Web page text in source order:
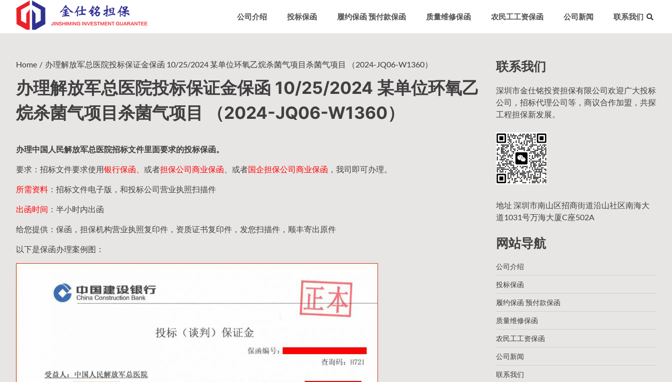
content
公司介绍 投标保函 履约保函 预付款保函 质量维修保函 农民工工资保函 公司新闻 联系我们
Home 办理解放军总医院投标保证金保函 10/25/2024 某单位环氧乙烷杀菌气项目杀菌气项目 （2024-JQ06-W1360）
办理解放军总医院投标保证金保函 10/25/2024 某单位环氧乙
烷杀菌气项目杀菌气项目 （2024-JQ06-W1360）
办理中国人民解放军总医院招标文件里面要求的投标保函。
要求：招标文件要求使用银行保函、 或者担保公司商业保函 、或者国企担保公司商业保函 ，我司即可办理。
所需资料 ：招标文件电子版，和投标公司营业执照扫描件
出函时间 ：半小时内出函
给您提供：保函，担保机构营业执照复印件，资质证书复印件，发您扫描件，顺丰寄出原件
以下是保函办理案例图：
联系我们
深圳市金仕铭投资担保有限公司欢迎广大投标
公司，招标代理公司等，商议合作加盟，共探
工程担保新发展。
地址 深圳市南山区招商街道沿山社区南海大
道1031号万海大厦C座502A
网站导航
公司介绍
投标保函
履约保函 预付款保函
质量维修保函
农民工工资保函
公司新闻
联系我们